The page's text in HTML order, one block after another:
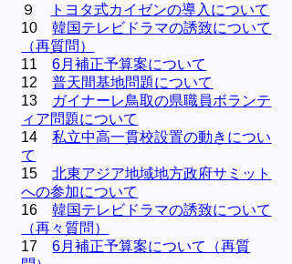
９
トヨタ式カイゼンの導入について
10韓国テレビドラマの誘致について
（再質問）
116月補正予算案について
12普天間基地問題について
13 ガイナーレ鳥取の県職員ボランテ
ィア問題について
14私立中高一貫校設置の動きについ
て
15北東アジア地域地方政府サミット
への参加について
16韓国テレビドラマの誘致について
（再々質問）
176月補正予算案について（再質